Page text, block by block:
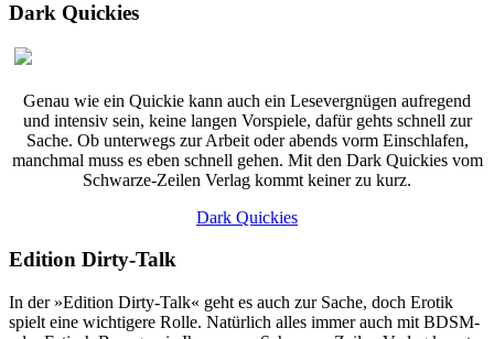
Dark Quickies
Genau wie ein Quickie kann auch ein Lesevergnügen aufregend
und intensiv sein, keine langen Vorspiele, dafür gehts schnell zur
Sache. Ob unterwegs zur Arbeit oder abends vorm Einschlafen,
manchmal muss es eben schnell gehen. Mit den Dark Quickies vom
Schwarze-Zeilen Verlag kommt keiner zu kurz.
Dark Quickies
Edition Dirty-Talk
In der »Edition Dirty-Talk« geht es auch zur Sache, doch Erotik
spielt eine wichtigere Rolle. Natürlich alles immer auch mit BDSM-